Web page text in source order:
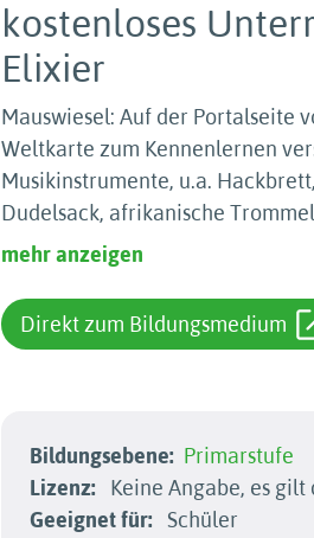
kostenloses
Elixier
Mauswiesel: Auf der Portalseite
Weltkarte zum Kennenlernen
Musikinstrumente, u.a.
Dudelsack, afrikanische
mehr anzeigen
Direkt zum Bildungsmedium
Bildungsebene: Primarstufe
Lizenz:
Keine Angabe, es
Geeignet für:
Schüler